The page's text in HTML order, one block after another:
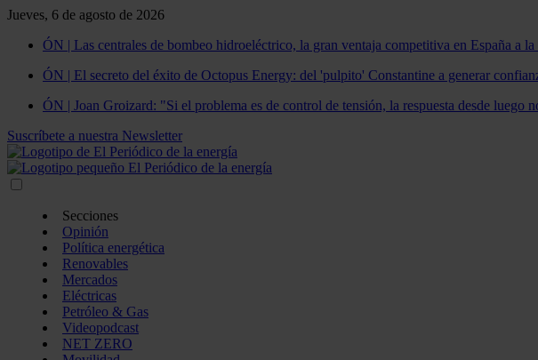
Jueves, 6 de agosto de 2026
ÓN | Las centrales de bombeo hidroeléctrico, la gran ventaja competitiva en España a
ÓN | El secreto del éxito de Octopus Energy: del 'pulpito' Constantine a generar
ÓN | Joan Groizard: "Si el problema es de control de tensión, la respuesta desde luego
Suscríbete a nuestra Newsletter
Secciones
Opinión
Política energética
Renovables
Mercados
Eléctricas
Petróleo & Gas
Videopodcast
NET ZERO